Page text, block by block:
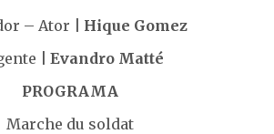
– Ator | Hique Gomez
| Evandro Matté
PROGRAMA
Marche du soldat